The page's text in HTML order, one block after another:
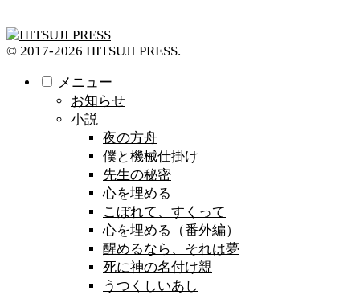
© 2017-2026 HITSUJI PRESS.
メニュー
お知らせ
小説
夜の方舟
僕と機械仕掛け
先生の秘密
心を埋める
こぼれて、すくって
心を埋める（番外編）
醒めるなら、それは夢
死に神の名付け親
うつくしいあし